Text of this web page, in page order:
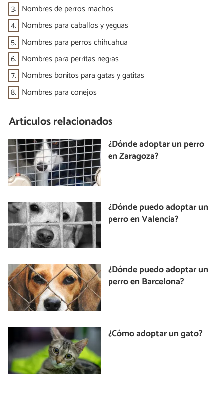
3. Nombres de perros machos
4. Nombres para caballos y yeguas
5. Nombres para perros chihuahua
6. Nombres para perritas negras
7. Nombres bonitos para gatas y gatitas
8. Nombres para conejos
Artículos relacionados
¿Dónde adoptar un perro
en Zaragoza?
¿Dónde puedo adoptar un
perro en Valencia?
¿Dónde puedo adoptar un
perro en Barcelona?
¿Cómo adoptar un gato?